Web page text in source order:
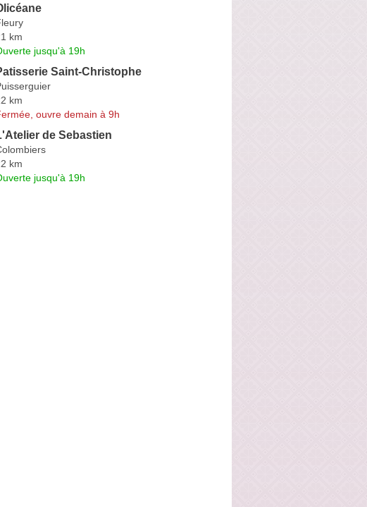
km
jusqu'à 19h
Saint-Christophe
km
ouvre demain à 9h
de Sebastien
km
jusqu'à 19h